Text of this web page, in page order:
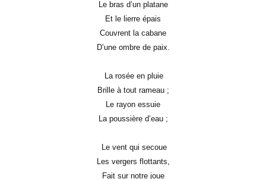
Le bras d’un platane
Et le lierre épais
Couvrent la cabane
D’une ombre de paix.
La rosée en pluie
Brille à tout rameau ;
Le rayon essuie
La poussière d’eau ;
Le vent qui secoue
Les vergers flottants,
Fait sur notre joue